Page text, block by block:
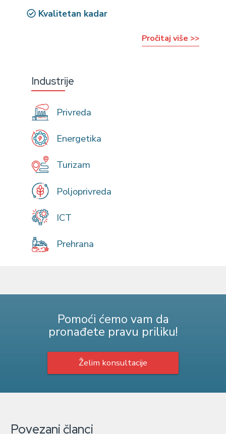
Kvalitetan kadar
Pročitaj više >>
Industrije
Privreda
Energetika
Turizam
Poljoprivreda
ICT
Prehrana
Pomoći ćemo vam da
pronađete pravu priliku!
Želim konsultacije
Povezani članci